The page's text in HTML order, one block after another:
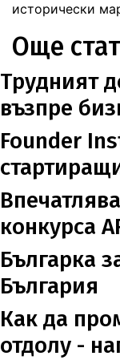
исторически
Още
Трудният
възпре
Founder
конкурса
Българка
България
Как да
отдолу -